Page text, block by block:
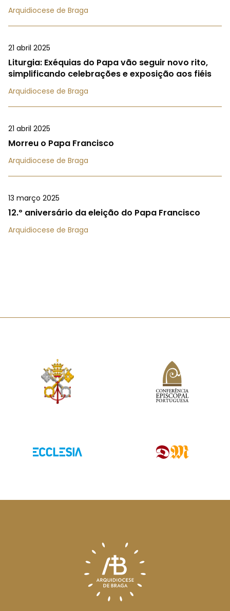
Arquidiocese de Braga
21 abril 2025
Liturgia: Exéquias do Papa vão seguir novo rito,
simplificando celebrações e exposição aos fiéis
Arquidiocese de Braga
21 abril 2025
Morreu o Papa Francisco
Arquidiocese de Braga
13 março 2025
12.º aniversário da eleição do Papa Francisco
Arquidiocese de Braga